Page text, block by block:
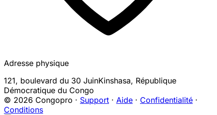
Adresse physique
121, boulevard du 30 JuinKinshasa, République
Démocratique du Congo
© 2026 Congopro · Support · Aide · Confidentialité ·
Conditions